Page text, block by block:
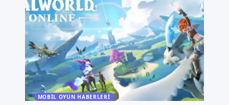
MOBIL OYUN HABERLERI